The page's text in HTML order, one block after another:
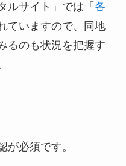
ルサイト」では「 各
ていますので、同地
るのも状況を把握す
が必須です。